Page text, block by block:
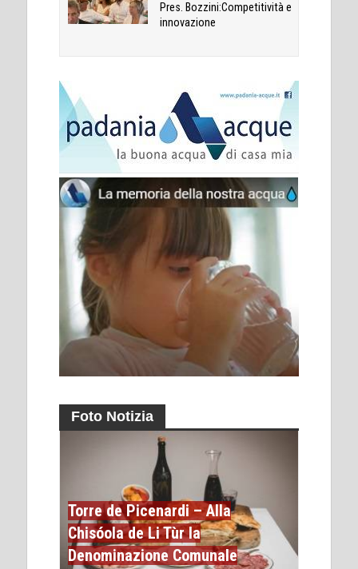
Pres. Bozzini:Competitività e
innovazione
Foto Notizia
Torre de Picenardi – Alla
Chisóola de Li Tùr la
Denominazione Comunale